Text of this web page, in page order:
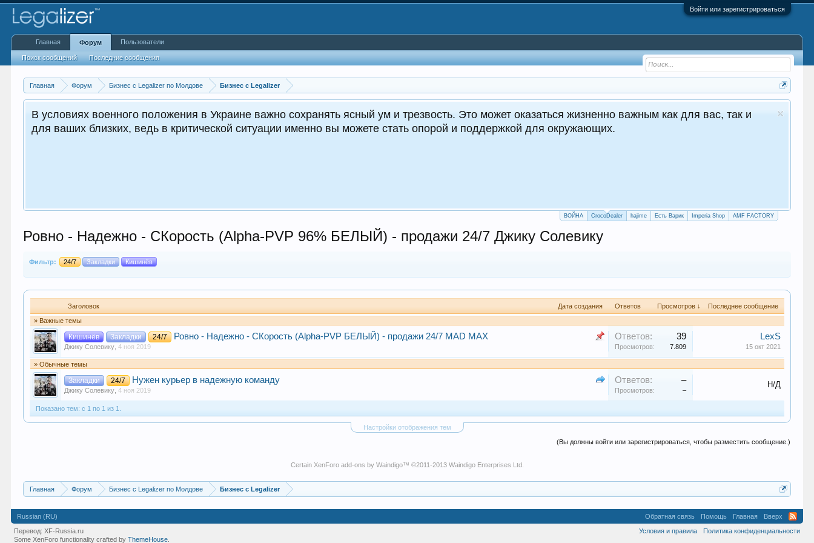
Войти или зарегистрироваться
Главная Форум Бизнес с Legalizer по Молдове Бизнес с Legalizer
важным как для вас, так и
CrocoDealer - №1 в Молдове Сайт авто продаж
Круглосуточные продажи 24/7
ВОЙНА CrocoDealer hajime Есть Варик Imperia Shop AMF FACTORY
Ровно - Надежно - CКорость (Alpha-PVP 96% БЕЛЫЙ) - продажи 24/7 Джику Солевику
Фильтр: 24/7 Закладки Кишинёв
Заголовок Дата создания Ответов Просмотров ↓
Последнее сообщение
» Важные темы
Кишинёв Закладки 24/7 Ровно - Надежно - CКорость (Alpha-PVP БЕЛЫЙ) - продажи 24/7 MAD MAX
Джику Солевику ,4 ноя 2019
Ответов: 39
Просмотров: 7.809
LexS
15 окт 2021
» Обычные темы
Закладки 24/7 Нужен курьер в надежную команду
Джику Солевику ,4 ноя 2019
Ответов: –
Просмотров: –
Н/Д
Показано тем: с 1 по 1 из 1.
Настройки отображения тем
(Вы должны войти или зарегистрироваться, чтобы разместить сообщение.)
Certain XenForo add-ons by Waindigo™ ©2011-2013 Waindigo Enterprises Ltd.
Главная Форум Бизнес с Legalizer по Молдове Бизнес с Legalizer
Главная Форум
Поиск сообщений Последние сообщения
Пользователи
Russian (RU) Обратная связь Помощь Главная
Вверх
Условия и правила
Политика конфиденциальности
Перевод:XF-Russia.ru
Some XenForo functionality crafted byThemeHouse